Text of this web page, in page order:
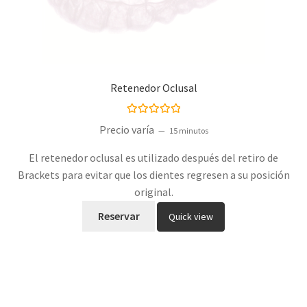
Retenedor Oclusal
Valorado con
Precio varía 15 minutos
El retenedor oclusal es utilizado después del retiro de
Brackets para evitar que los dientes regresen a su posición
original.
Reservar
Quick view